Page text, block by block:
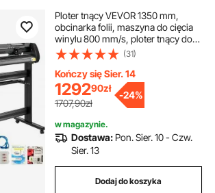
Ploter tnący VEVOR 1350 mm,
obcinarka folii, maszyna do cięcia
winylu 800 mm/s, ploter tnący do
winylu 128K-2M, ploter
maszynowy, ploter hobbystyczny
80 dB, dokładność cięcia 0,01 mm,
nacisk cięcia 10-500g,
(31)
Kończy się Sier. 14
129290zł
1707,90zł
-24%
w magazynie.
Dostawa: Pon. Sier. 10 - Czw.
Sier. 13
Dodaj do koszyka